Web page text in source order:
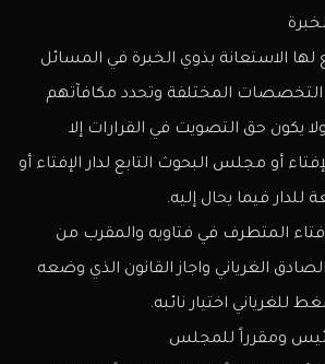
لها الاستعانة بذوي الخبرة في المسائل
التخصصات المختلفة وتحدد مكافآتهم
يكون حق التصويت في القرارات إلا
أو مجلس البحوث التابع لدار الإفتاء أو
فيما يحال إليه.
المتطرف في فتاويه والمقرب من
الغرياني واجاز القانون الذي وضعه
اختيار نائبه.
ومقرراً للمجلس